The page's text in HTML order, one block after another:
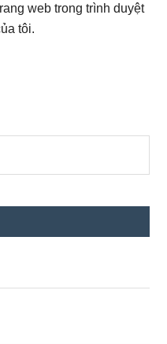
web trong trình duyệt
tôi.